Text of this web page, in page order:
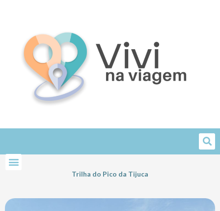
Trilha do Pico da Tijuca